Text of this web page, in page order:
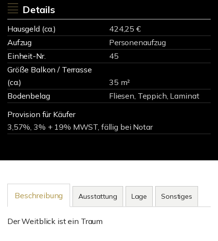
Details
Hausgeld (ca.)
424,25 €
Aufzug
Personenaufzug
Einheit-Nr.
45
Größe Balkon / Terrasse
(ca.)
35 m²
Bodenbelag
Fliesen, Teppich, Laminat
Provision für Käufer
3,57%, 3% + 19% MWST, fällig bei Notar
Beschreibung Ausstattung Lage Sonstiges
Der Weitblick ist ein Traum